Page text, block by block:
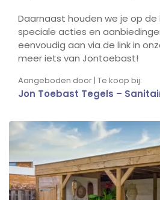
Daarnaast houden we je op
speciale acties en
eenvoudig aan via de link in
meer iets van Jontoebast!
Aangeboden door | Te koop bij:
Jon Toebast Tegels –